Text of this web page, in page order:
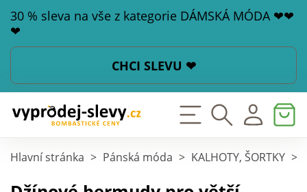
30 % sleva na vše z kategorie DÁMSKÁ MÓDA ❤❤
❤
CHCI SLEVU ❤
Hlavní stránka > Pánská móda > KALHOTY, ŠORTKY >